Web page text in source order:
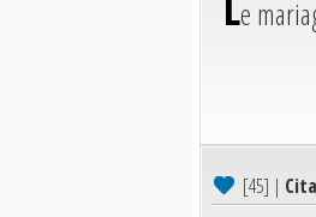
e
[45] |